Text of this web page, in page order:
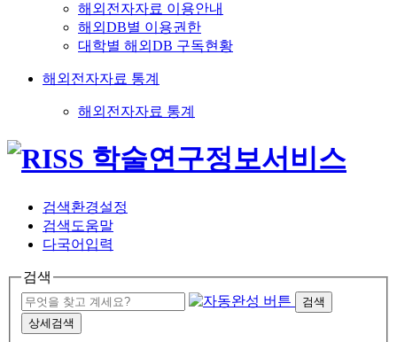
해외전자자료 이용안내
해외DB별 이용권한
대학별 해외DB 구독현황
해외전자자료 통계
해외전자자료 통계
검색환경설정
검색도움말
다국어입력
검색
검색
상세검색